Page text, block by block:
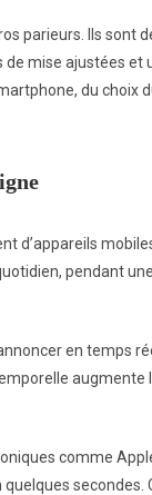
parieurs. Ils sont
mise ajustées et
du choix
d’appareils
pendant
en temps
augmente
comme